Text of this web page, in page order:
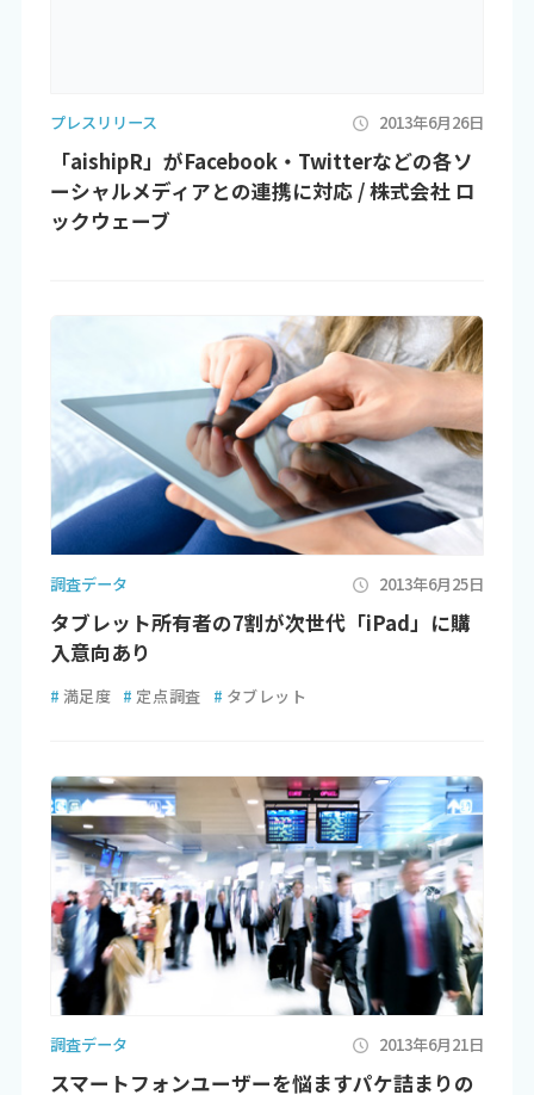
プレスリリース 2013年6月26日
「aishipR」がFacebook・Twitterなどの各ソ
ーシャルメディアとの連携に対応 / 株式会社 ロ
ックウェーブ
調査データ 2013年6月25日
タブレット所有者の7割が次世代「iPad」に購
入意向あり
# 満足度 # 定点調査 # タブレット
調査データ 2013年6月21日
スマートフォンユーザーを悩ますパケ詰まりの